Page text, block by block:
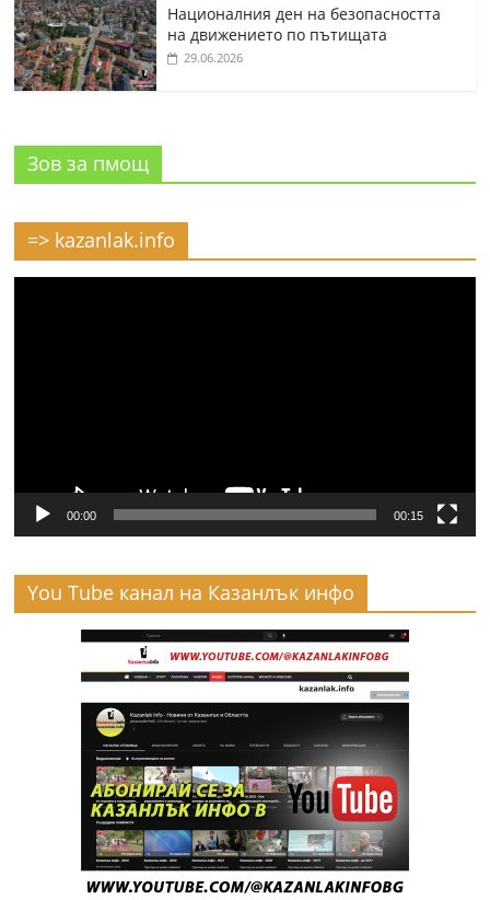
Националния ден на безопасността
на движението по пътищата
29.06.2026
Зов за пмощ
=> kazanlak.info
00:00 00:15
You Tube канал на Казанлък инфо